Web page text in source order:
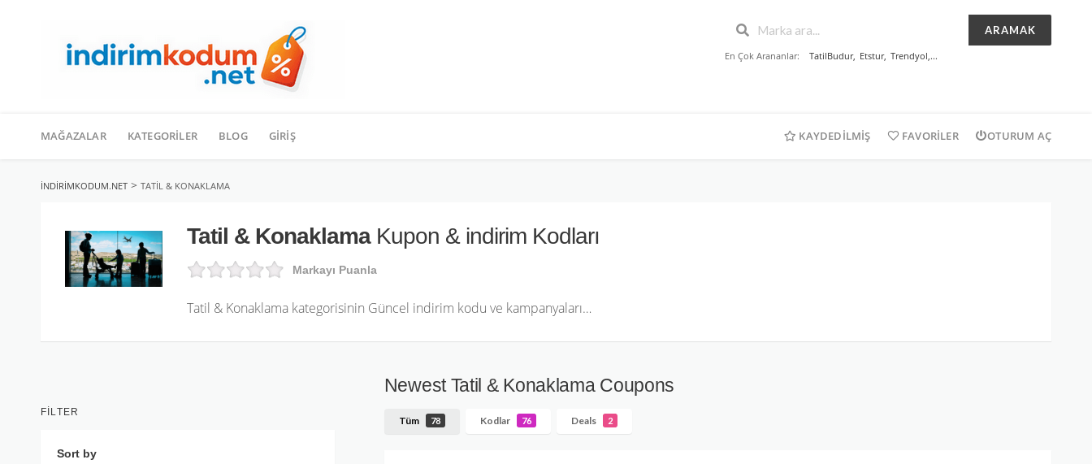
ARAMAK
En Çok Arananlar: TatilBudur, Etstur, Trendyol,...
geç
MAĞAZALAR KATEGORILER BLOG GIRIŞ KAYDEDILMIŞ FAVORILER OTURUM AÇ
INDIRIMKODUM.NET > TATIL & KONAKLAMA
Tatil & KonaklamaKupon & indirim Kodları
Markayı Puanla
Tatil & Konaklama kategorisinin Güncel indirim kodu ve kampanyaları…
Newest Tatil & Konaklama Coupons
Tüm 78 Kodlar 76 Deals 2
FILTER
Sort by